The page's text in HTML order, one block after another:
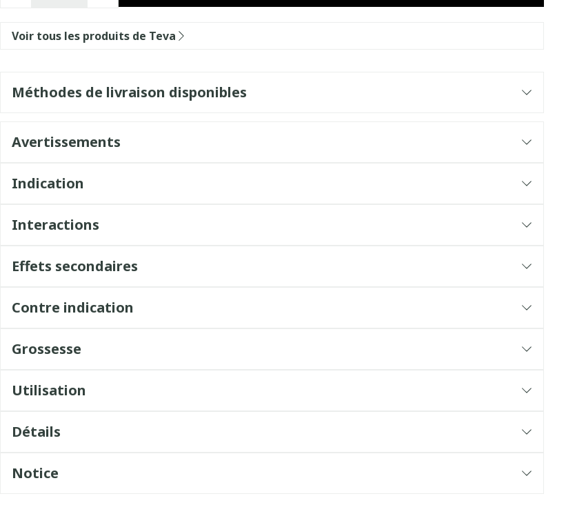
Voir tous les produits de Teva
Méthodes de livraison disponibles
Avertissements
Indication
Interactions
Effets secondaires
Contre indication
Grossesse
Utilisation
Détails
Notice